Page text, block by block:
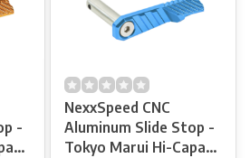
-
NexxSpeed CNC
Aluminum Slide Stop -
Tokyo Marui Hi-Capa